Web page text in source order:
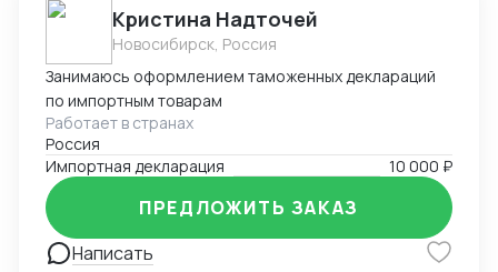
продукции.Кристина Надточей
Новосибирск, Россия
Занимаюсь оформлением таможенных деклараций
по импортным товарам
Работает в странах
Россия
Импортная декларация
10 000 ₽
Написать
ПРЕДЛОЖИТЬ ЗАКАЗ